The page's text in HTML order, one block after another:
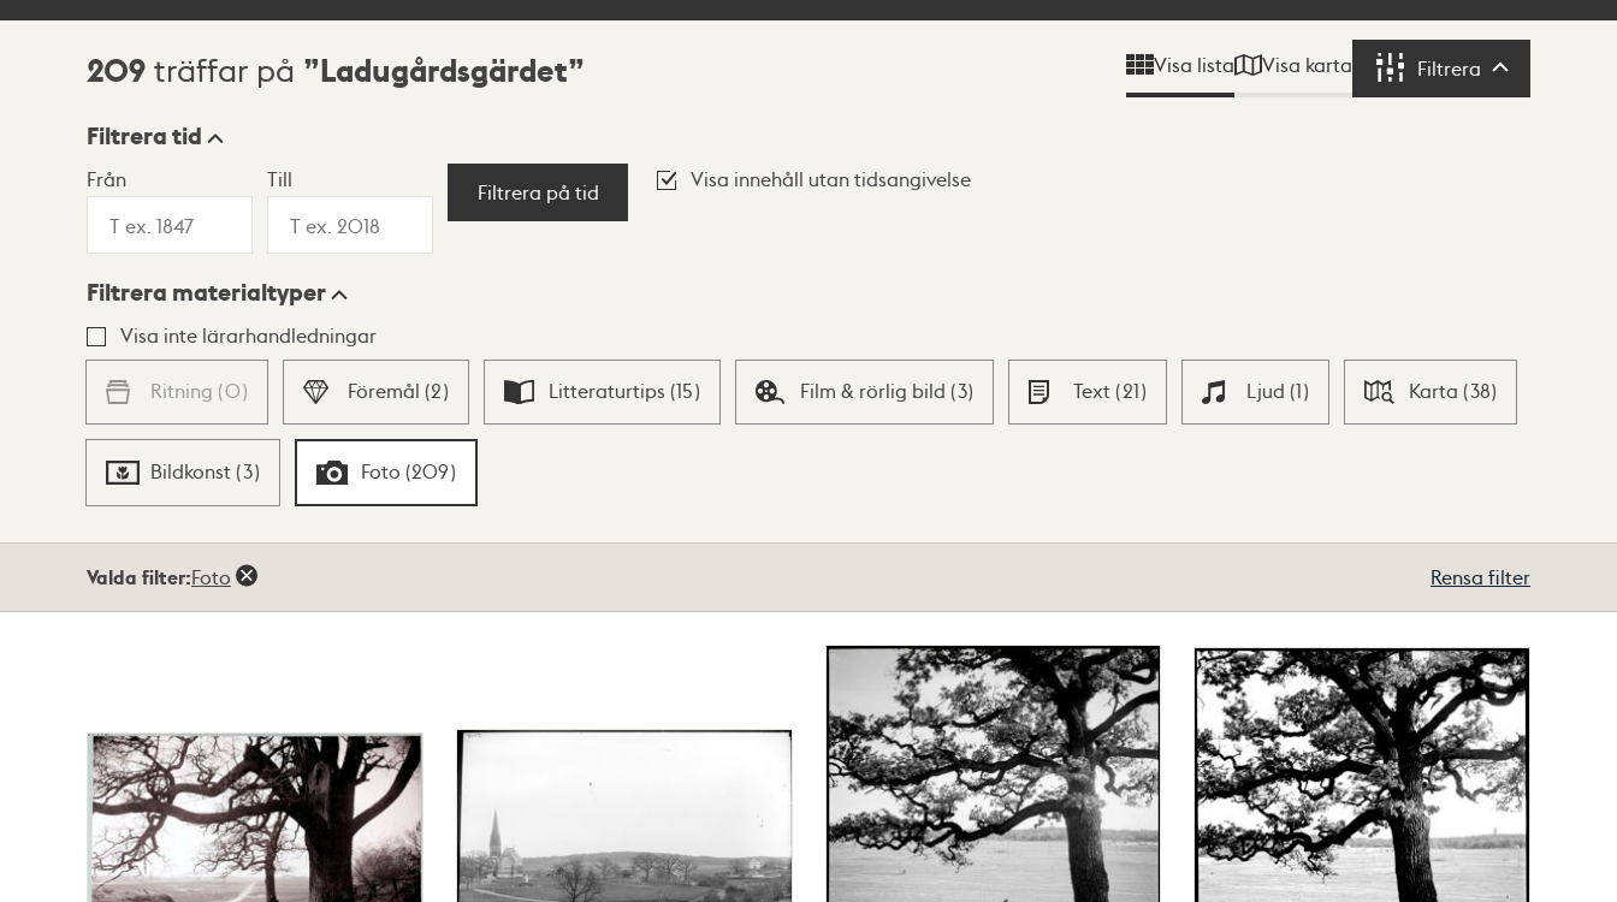
Sökresultat
209 träffar på Ladugårdsgärdet Visa lista Visa karta Filtrera Filtrera
Visningsläge
Lista Karta
Filtrera tid
Från Till
Filtrera på tid
Visa innehåll utan tidsangivelse
Filtrera materialtyper
Visa inte lärarhandledningar
Ritning (0) Föremål (2) Litteraturtips (15) Film & rörlig bild (3) Text (21) Ljud (1) Karta (38)
Bildkonst (3) Foto (209)
träffarValda filter:Foto Rensa filter